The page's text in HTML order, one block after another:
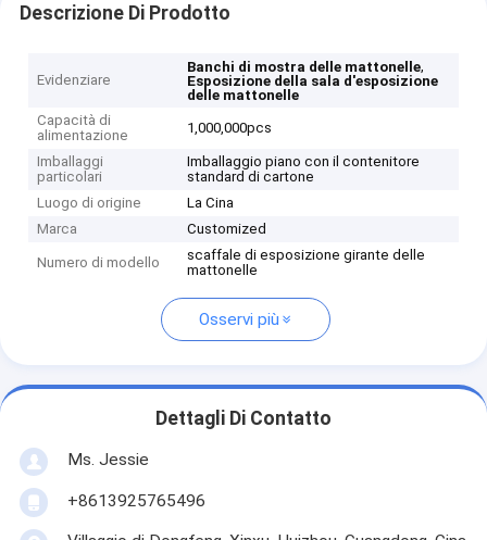
Descrizione Di Prodotto
Evidenziare
Banchi di mostra delle mattonelle,
Esposizione della sala d'esposizione
delle mattonelle
Capacità di
alimentazione
1,000,000pcs
Imballaggi
particolari
Imballaggio piano con il contenitore
standard di cartone
Luogo di origine
La Cina
Marca
Customized
Numero di modello
scaffale di esposizione girante delle
mattonelle
Osservi più
Dettagli Di Contatto
Ms. Jessie
+8613925765496